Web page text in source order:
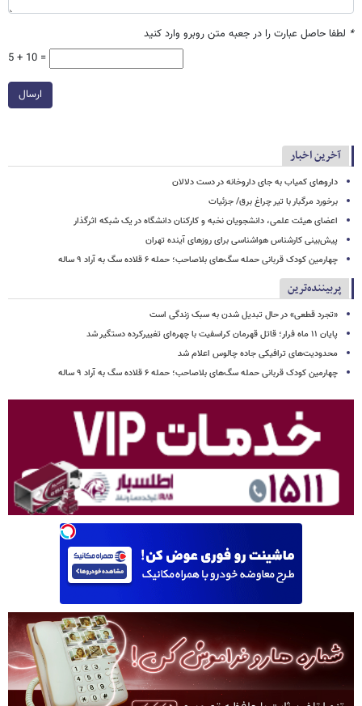
* لطفا حاصل عبارت را در جعبه متن روبرو وارد کنید
5 + 10 =
ارسال
آخرین اخبار
داروهای کمیاب به جای داروخانه در دست دلالان
برخورد مرگبار با تیر چراغ برق/ جزئیات
اعضای هیئت علمی، دانشجویان نخبه و کارکنان دانشگاه در یک شبکه‌ اثرگذار
پیش‌بینی کارشناس هواشناسی برای روزهای آینده تهران
چهارمین کودک قربانی حمله سگ‌های بلاصاحب؛ حمله ۶ قلاده سگ به آراد ۹ ساله
پربیننده‌ترین
«تجرد قطعی» در حال تبدیل شدن به سبک زندگی است
پایان ۱۱ ماه فرار؛ قاتل قهرمان کراسفیت با چهره‌ای تغییرکرده دستگیر شد
محدودیت‌های ترافیکی جاده چالوس اعلام شد
چهارمین کودک قربانی حمله سگ‌های بلاصاحب؛ حمله ۶ قلاده سگ به آراد ۹ ساله